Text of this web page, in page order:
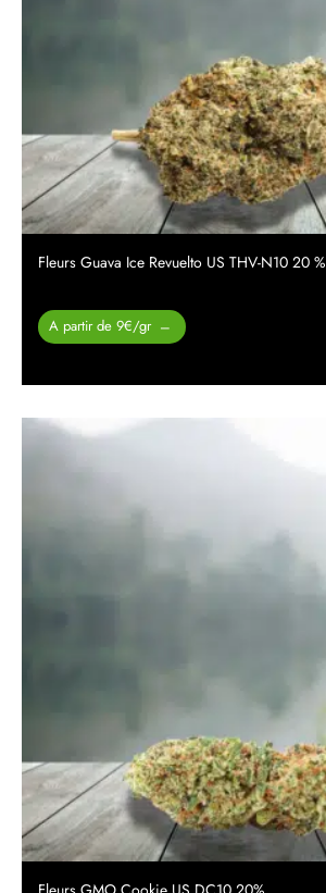
Fleurs Guava Ice Revuelto US THV-N10 20 %
A partir de 9€/gr –
Plage de
prix :
à